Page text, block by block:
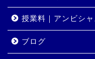
授業料｜アンビシ
ブログ